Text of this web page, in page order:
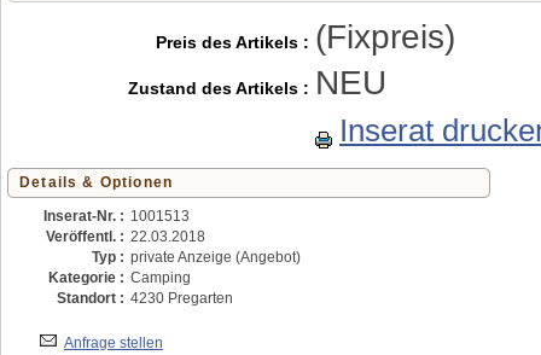
Preis des Artikels : (Fixpreis)
Zustand des Artikels : NEU
Inserat
Details & Optionen
Inserat-Nr. : 1001513
Veröffentl. : 22.03.2018
Typ : private Anzeige (Angebot)
Kategorie : Camping
Standort : 4230 Pregarten
Anfrage stellen